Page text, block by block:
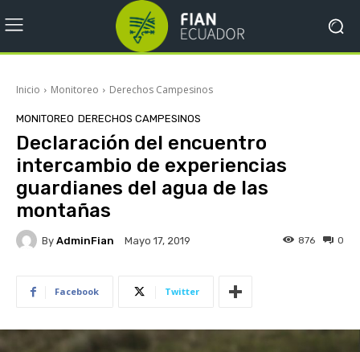
Inicio Monitoreo Derechos Campesinos
MONITOREO DERECHOS CAMPESINOS
Declaración del encuentro
intercambio de experiencias
guardianes del agua de las
montañas
By AdminFian Mayo 17, 2019 0
876
Facebook Twitter